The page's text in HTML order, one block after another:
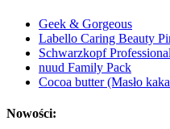
Geek & Gorgeous
Labello Caring Beauty
Schwarzkopf
nuud Family Pack
Cocoa butter (Masło
Nowości: